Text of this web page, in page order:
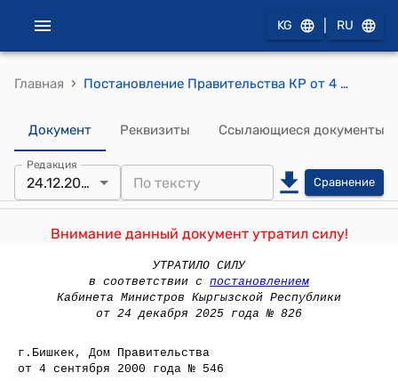
KG RU
Главная › Постановление Правительства КР от 4 сентября 2000 года №546 "О реализации Указа Президента Кыргызской Республики от 25 июля 2000 года "О создании Таласского государственного университета"
Документ Реквизиты Ссылающиеся документы
Редакция
24.12.2025 Сравнение
Внимание данный документ утратил силу!